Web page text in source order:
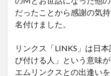
だったことから感謝の気
名付けました。
リンクス「LINKS」は日
び付ける人」という意味が
エムリンクスとの出逢い